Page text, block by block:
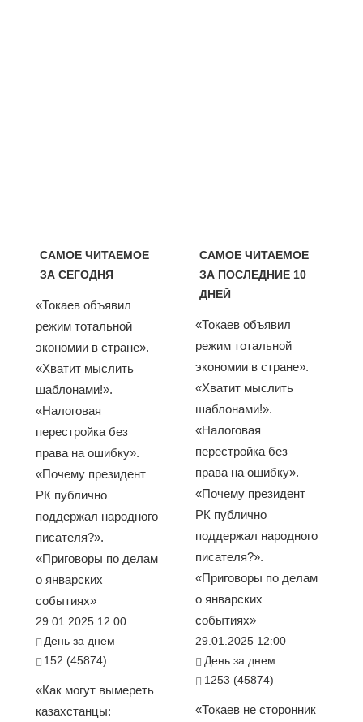
САМОЕ ЧИТАЕМОЕ
ЗА СЕГОДНЯ
«Токаев объявил
режим тотальной
экономии в стране».
«Хватит мыслить
шаблонами!».
«Налоговая
перестройка без
права на ошибку».
«Почему президент
РК публично
поддержал народного
писателя?».
«Приговоры по делам
о январских
событиях»
29.01.2025 12:00
День за днем
152 (45874)
«Как могут вымереть
казахстанцы:
САМОЕ ЧИТАЕМОЕ
ЗА ПОСЛЕДНИЕ 10
ДНЕЙ
«Токаев объявил
режим тотальной
экономии в стране».
«Хватит мыслить
шаблонами!».
«Налоговая
перестройка без
права на ошибку».
«Почему президент
РК публично
поддержал народного
писателя?».
«Приговоры по делам
о январских
событиях»
29.01.2025 12:00
День за днем
1253 (45874)
«Токаев не сторонник